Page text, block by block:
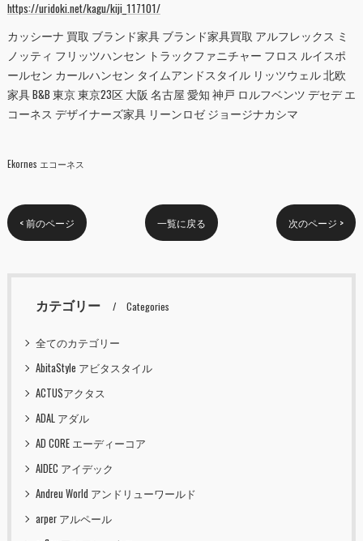
https://uridoki.net/kagu/kiji_117101/
カッシーナ 買取 ブランド家具 ブランド家具買取 アルフレックス ミ
ノッティ フリッツハンセン トラックファニチャー フロス ルイスポ
ールセン カールハンセン タイムアンドスタイル リッツウェル 北欧
家具 B&B 東京 東京23区 大阪 名古屋 愛知 神戸 ロルフベンツ デセデ エ
コーネス デザイナーズ家具 リーンロゼ ジョージナカシマ
Ekornes エコーネス
< 前のページ 一覧に戻る 次のページ >
カテゴリー Categories
全てのカテゴリー
AbitaStyle アビタスタイル
ACTUSアクタス
ADAL アダル
AD CORE エーディーコア
AIDEC アイデック
Andreu World アンドリューワールド
arper アルペール